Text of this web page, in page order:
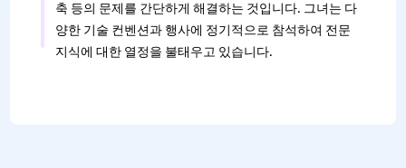
축 등의 문제를 간단하게 해결하는 것입니다. 그녀는 다
양한 기술 컨벤션과 행사에 정기적으로 참석하여 전문
지식에 대한 열정을 불태우고 있습니다.